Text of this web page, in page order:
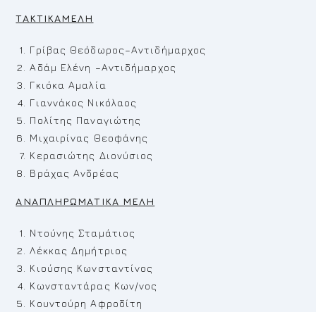
TAKTIKAMEΛH
Γρίβας Θεόδωρος–Αντιδήμαρχος
Αδάμ Ελένη –Αντιδήμαρχος
Γκιόκα Αμαλία
Γιαννάκος Νικόλαος
Πολίτης Παναγιώτης
Μιχαιρίνας Θεοφάνης
Κερασιώτης Διονύσιος
Βράχας Ανδρέας
ΑΝΑΠΛΗΡΩΜΑΤΙΚΑ ΜΕΛΗ
Ντούνης Σταμάτιος
Λέκκας Δημήτριος
Κιούσης Κωνσταντίνος
Κωνσταντάρας Κων/νος
Κουντούρη Αφροδίτη